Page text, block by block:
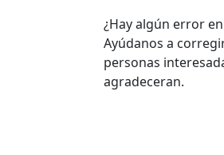
¿Hay algún error
Ayúdanos a
personas
agradeceran.